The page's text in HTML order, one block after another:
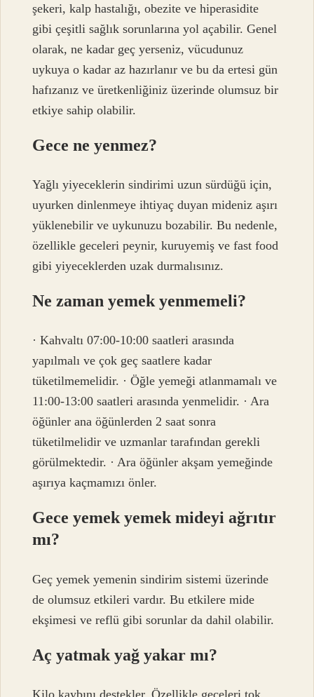
şekeri, kalp hastalığı, obezite ve hiperasidite
gibi çeşitli sağlık sorunlarına yol açabilir. Genel
olarak, ne kadar geç yerseniz, vücudunuz
uykuya o kadar az hazırlanır ve bu da ertesi gün
hafızanız ve üretkenliğiniz üzerinde olumsuz bir
etkiye sahip olabilir.
Gece ne yenmez?
Yağlı yiyeceklerin sindirimi uzun sürdüğü için,
uyurken dinlenmeye ihtiyaç duyan mideniz aşırı
yüklenebilir ve uykunuzu bozabilir. Bu nedenle,
özellikle geceleri peynir, kuruyemiş ve fast food
gibi yiyeceklerden uzak durmalısınız.
Ne zaman yemek yenmemeli?
· Kahvaltı 07:00-10:00 saatleri arasında
yapılmalı ve çok geç saatlere kadar
tüketilmemelidir. · Öğle yemeği atlanmamalı ve
11:00-13:00 saatleri arasında yenmelidir. · Ara
öğünler ana öğünlerden 2 saat sonra
tüketilmelidir ve uzmanlar tarafından gerekli
görülmektedir. · Ara öğünler akşam yemeğinde
aşırıya kaçmamızı önler.
Gece yemek yemek mideyi ağrıtır
mı?
Geç yemek yemenin sindirim sistemi üzerinde
de olumsuz etkileri vardır. Bu etkilere mide
ekşimesi ve reflü gibi sorunlar da dahil olabilir.
Aç yatmak yağ yakar mı?